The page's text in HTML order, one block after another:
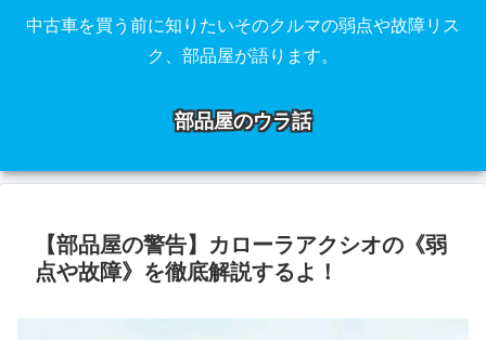
中古車を買う前に知りたいそのクルマの弱点や故障リス
ク、部品屋が語ります。
部品屋のウラ話
【部品屋の警告】カローラアクシオの《弱
点や故障》を徹底解説するよ！